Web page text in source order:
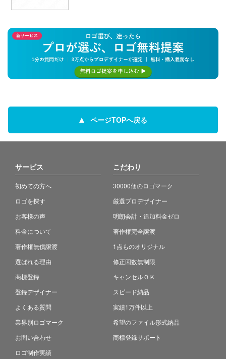
ページTOPへ戻る
サービス
初めての方へ
ロゴを探す
お客様の声
料金について
著作権無償譲渡
選ばれる理由
商標登録
登録デザイナー
よくある質問
業界別ロゴマーク
お問い合わせ
ロゴ制作実績
こだわり
30000個のロゴマーク
厳選プロデザイナー
明朗会計・追加料金ゼロ
著作権完全譲渡
1点ものオリジナル
修正回数無制限
キャンセルＯＫ
スピード納品
実績1万件以上
希望のファイル形式納品
商標登録サポート